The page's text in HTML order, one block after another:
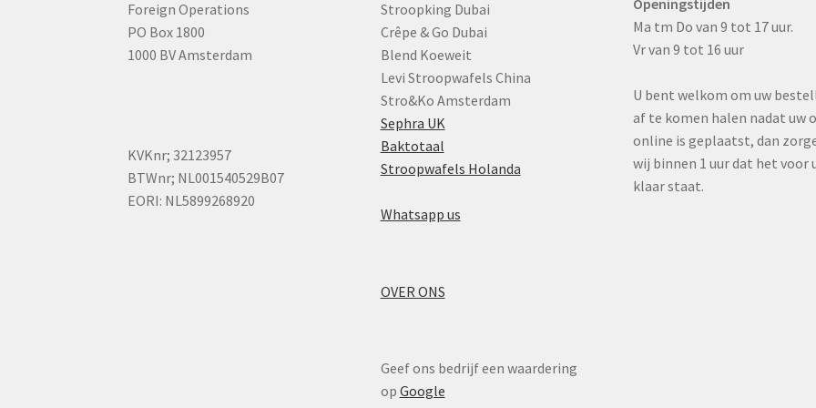
Foreign Operations
PO Box 1800
1000 BV Amsterdam
KVKnr; 32123957
BTWnr; NL001540529B07
EORI: NL5899268920
Stroopking Dubai
Crêpe & Go Dubai
Blend Koeweit
Levi Stroopwafels China
Stro&Ko Amsterdam
Sephra UK
Baktotaal
Stroopwafels Holanda
Whatsapp us
OVER ONS
Geef ons bedrijf een waardering
op Google
Ma tm Do van 9 tot 17 uur.
Vr van 9 tot 16 uur
U bent welkom om uw
af te komen halen nadat uw
online is geplaatst, dan
wij binnen 1 uur dat het voor
klaar staat.